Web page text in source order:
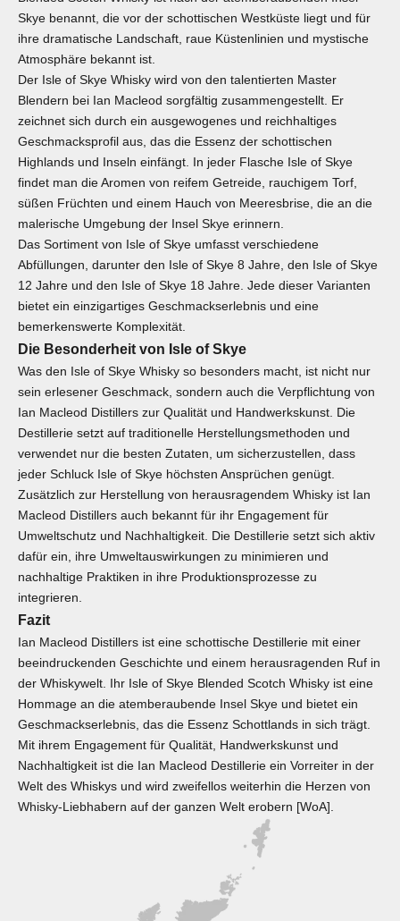
Skye benannt, die vor der schottischen Westküste liegt und für
ihre dramatische Landschaft, raue Küstenlinien und mystische
Atmosphäre bekannt ist.
Der Isle of Skye Whisky wird von den talentierten Master
Blendern bei Ian Macleod sorgfältig zusammengestellt. Er
zeichnet sich durch ein ausgewogenes und reichhaltiges
Geschmacksprofil aus, das die Essenz der schottischen
Highlands und Inseln einfängt. In jeder Flasche Isle of Skye
findet man die Aromen von reifem Getreide, rauchigem Torf,
süßen Früchten und einem Hauch von Meeresbrise, die an die
malerische Umgebung der Insel Skye erinnern.
Das Sortiment von Isle of Skye umfasst verschiedene
Abfüllungen, darunter den Isle of Skye 8 Jahre, den Isle of Skye
12 Jahre und den Isle of Skye 18 Jahre. Jede dieser Varianten
bietet ein einzigartiges Geschmackserlebnis und eine
bemerkenswerte Komplexität.
Die Besonderheit von Isle of Skye
Was den Isle of Skye Whisky so besonders macht, ist nicht nur
sein erlesener Geschmack, sondern auch die Verpflichtung von
Ian Macleod Distillers zur Qualität und Handwerkskunst. Die
Destillerie setzt auf traditionelle Herstellungsmethoden und
verwendet nur die besten Zutaten, um sicherzustellen, dass
jeder Schluck Isle of Skye höchsten Ansprüchen genügt.
Zusätzlich zur Herstellung von herausragendem Whisky ist Ian
Macleod Distillers auch bekannt für ihr Engagement für
Umweltschutz und Nachhaltigkeit. Die Destillerie setzt sich aktiv
dafür ein, ihre Umweltauswirkungen zu minimieren und
nachhaltige Praktiken in ihre Produktionsprozesse zu
integrieren.
Fazit
Ian Macleod Distillers ist eine schottische Destillerie mit einer
beeindruckenden Geschichte und einem herausragenden Ruf in
der Whiskywelt. Ihr Isle of Skye Blended Scotch Whisky ist eine
Hommage an die atemberaubende Insel Skye und bietet ein
Geschmackserlebnis, das die Essenz Schottlands in sich trägt.
Mit ihrem Engagement für Qualität, Handwerkskunst und
Nachhaltigkeit ist die Ian Macleod Destillerie ein Vorreiter in der
Welt des Whiskys und wird zweifellos weiterhin die Herzen von
Whisky-Liebhabern auf der ganzen Welt erobern [WoA].